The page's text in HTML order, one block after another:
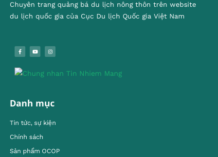
Chuyên trang quảng bá du lịch nông thôn trên website
du lịch quốc gia của Cục Du lịch Quốc gia Việt Nam
Danh mục
Tin tức, sự kiện
Chính sách
Sản phẩm OCOP